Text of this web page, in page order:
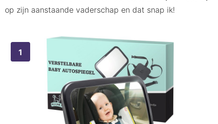
op zijn aanstaande vaderschap en dat snap ik!